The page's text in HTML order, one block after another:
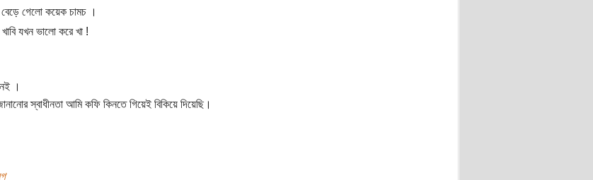
গেলো কয়েক চামচ ।
খাবি যখন ভালো করে খা !
।
স্বাধীনতা আমি কফি কিনতে গিয়েই বিকিয়ে দিয়েছি।